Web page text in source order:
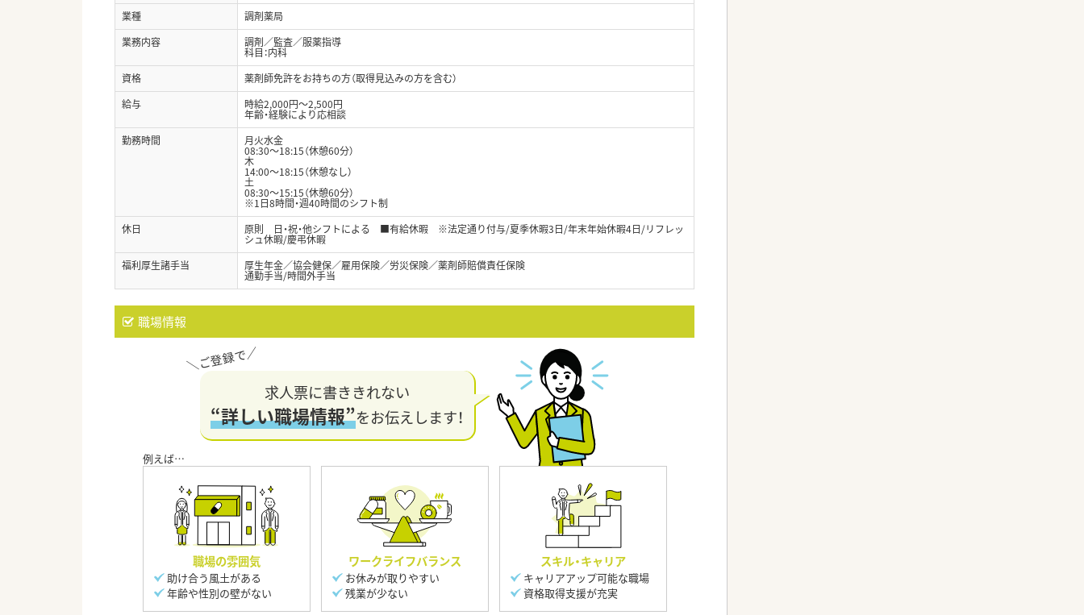
業種
調剤薬局
業務内容
調剤／監査／服薬指導
科目：内科
資格
薬剤師免許をお持ちの方（取得見込みの方を含む）
給与
時給2,000円～2,500円
年齢・経験により応相談
勤務時間
月火水金
08:30～18:15（休憩60分）
木
14:00～18:15（休憩なし）
土
08:30～15:15（休憩60分）
※1日8時間・週40時間のシフト制
休日
原則 日・祝・他シフトによる ■有給休暇 ※法定通り付与/夏季休暇3日/年末年始休暇4日/リフレッ
シュ休暇/慶弔休暇
福利厚生諸手当
厚生年金／協会健保／雇用保険／労災保険／薬剤師賠償責任保険
通勤手当/時間外手当
職場情報
求人票に書ききれない
“詳しい職場情報”をお伝えします！
職場の雰囲気
助け合う風土がある
年齢や性別の壁がない
ワークライフバランス
お休みが取りやすい
残業が少ない
スキル・キャリア
キャリアアップ可能な職場
資格取得支援が充実